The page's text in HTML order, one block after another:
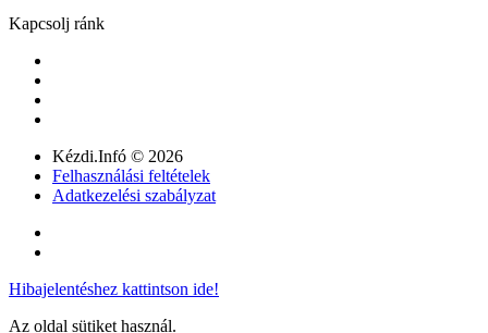
Kapcsolj ránk
Kézdi.Infó © 2026
Felhasználási feltételek
Adatkezelési szabályzat
Hibajelentéshez kattintson ide!
Az oldal sütiket használ.